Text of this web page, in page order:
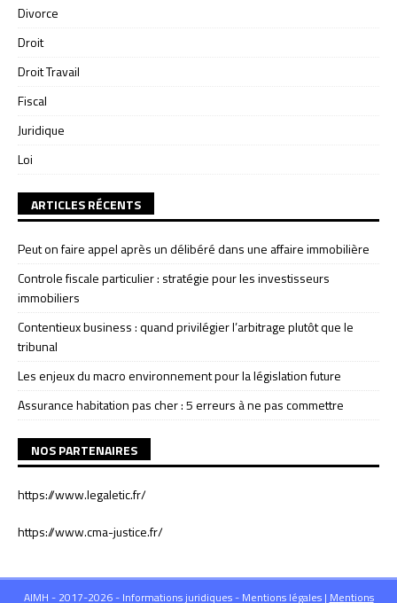
Divorce
Droit
Droit Travail
Fiscal
Juridique
Loi
ARTICLES RÉCENTS
Peut on faire appel après un délibéré dans une affaire immobilière
Controle fiscale particulier : stratégie pour les investisseurs
immobiliers
Contentieux business : quand privilégier l’arbitrage plutôt que le
tribunal
Les enjeux du macro environnement pour la législation future
Assurance habitation pas cher : 5 erreurs à ne pas commettre
NOS PARTENAIRES
https://www.legaletic.fr/
https://www.cma-justice.fr/
AIMH - 2017-2026 - Informations juridiques - Mentions légales | Mentions